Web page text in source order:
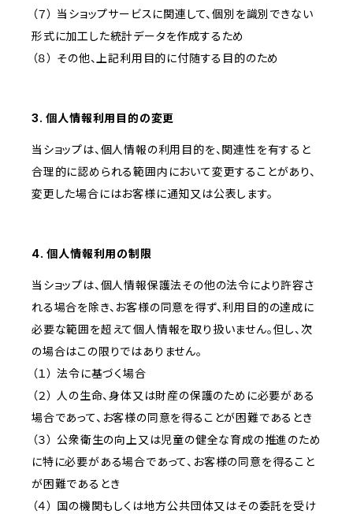
（７） 当ショップサービスに関連して、個別を識別できない
形式に加工した統計データを作成するため
（８） その他、上記利用目的に付随する目的のため
3. 個人情報利用目的の変更
当ショップは、個人情報の利用目的を、関連性を有すると
合理的に認められる範囲内において変更することがあり、
変更した場合にはお客様に通知又は公表します。
4. 個人情報利用の制限
当ショップは、個人情報保護法その他の法令により許容さ
れる場合を除き、お客様の同意を得ず、利用目的の達成に
必要な範囲を超えて個人情報を取り扱いません。但し、次
の場合はこの限りではありません。
（１） 法令に基づく場合
（２） 人の生命、身体又は財産の保護のために必要がある
場合であって、お客様の同意を得ることが困難であるとき
（３） 公衆衛生の向上又は児童の健全な育成の推進のため
に特に必要がある場合であって、お客様の同意を得ること
が困難であるとき
（４） 国の機関もしくは地方公共団体又はその委託を受け